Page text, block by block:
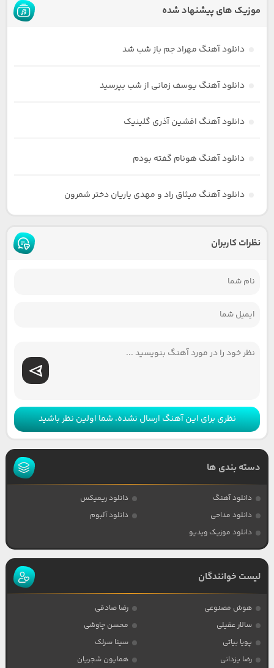
موزیک های پیشنهاد شده
دانلود آهنگ مهراد جم باز شب شد
دانلود آهنگ یوسف زمانی از شب بپرسید
دانلود آهنگ افشین آذری گلینیک
دانلود آهنگ هونام گفته بودم
دانلود آهنگ میثاق راد و مهدی یاریان دختر شمرون
نظرات کاربران
نظری برای این آهنگ ارسال نشده، شما اولین نظر باشید
دسته بندی ها
دانلود آهنگ
دانلود ریمیکس
دانلود مداحی
دانلود آلبوم
دانلود موزیک ویدیو
لیست خوانندگان
هوش مصنوعی
رضا صادقی
سالار عقیلی
محسن چاوشی
پویا بیاتی
سینا سرلک
رضا یزدانی
همایون شجریان